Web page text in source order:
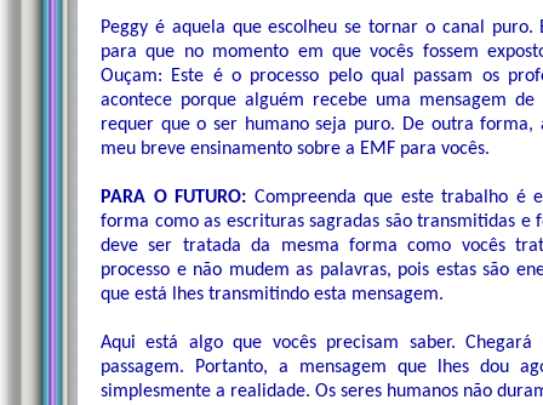
Peggy é aquela que escolheu se tornar o canal
para que no momento em que vocês fossem
Ouçam: Este é o processo pelo qual passam os
acontece porque alguém recebe uma mensagem
requer que o ser humano seja puro. De outra forma,
meu breve ensinamento sobre a EMF para vocês.
PARA O FUTURO: Compreenda que este trabalho é
forma como as escrituras sagradas são transmitidas
deve ser tratada da mesma forma como vocês
processo e não mudem as palavras, pois estas são
que está lhes transmitindo esta mensagem.
Aqui está algo que vocês precisam saber.
passagem. Portanto, a mensagem que lhes dou
simplesmente a realidade. Os seres humanos não